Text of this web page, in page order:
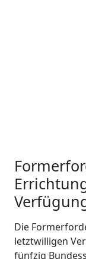
Die
letztwilligen
fünfzig